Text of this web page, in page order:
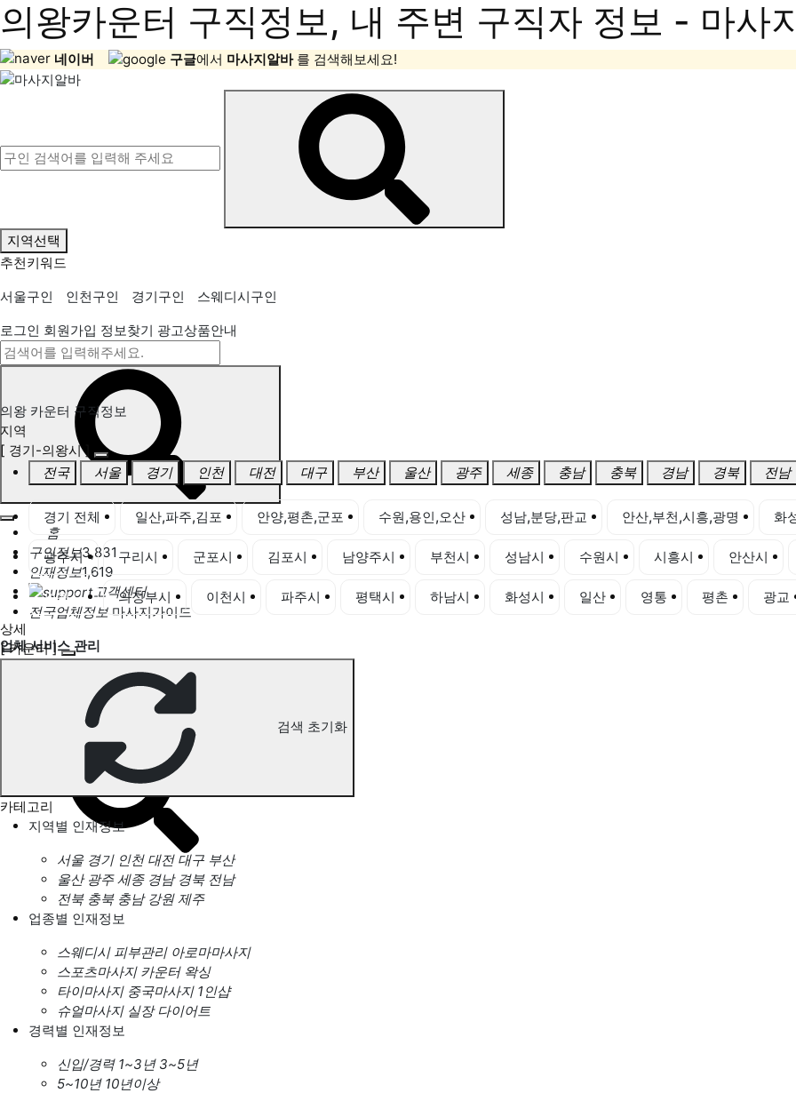
의왕카운터 구직정보, 내 주변 구직자 정보 - 마사
네이버 구글에서 마사지알바 를 검색해보세요!
지역선택
추천키워드
서울구인
인천구인 경기구인
스웨디시구인
로그인 회원가입 정보찾기 광고상품안내
홈
구인정보3,831
인재정보1,619
고객센터
전국업체정보 마사지가이드
업체 서비스 관리
개인 서비스 관리
의왕 카운터 구직정보
의왕 카운터 구직정보
지역
[ 경기-의왕시 ]
전국
서울 경기 인천 대전 대구 부산 울산 광주 세종 충남 충북 경남 경북 전남
경기 전체 일산,파주,김포 안양,평촌,군포 수원,용인,오산 성남,분당,판교 안산,부천,시흥,광명 화
광주시 구리시 군포시 김포시 남양주시 부천시 성남시 수원시 시흥시 안산시
의왕시 의정부시 이천시 파주시 평택시 하남시 화성시 일산 영통 평촌
광교
상세
[ 카운터 ]
검색 초기화
카테고리
지역별 인재정보
서울 경기 인천 대전 대구 부산
울산 광주 세종 경남 경북 전남
전북 충북 충남 강원 제주
업종별 인재정보
스웨디시 피부관리 아로마마사지
스포츠마사지 카운터 왁싱
타이마사지 중국마사지 1인샵
슈얼마사지 실장 다이어트
경력별 인재정보
신입/경력 1~3년 3~5년
5~10년 10년이상